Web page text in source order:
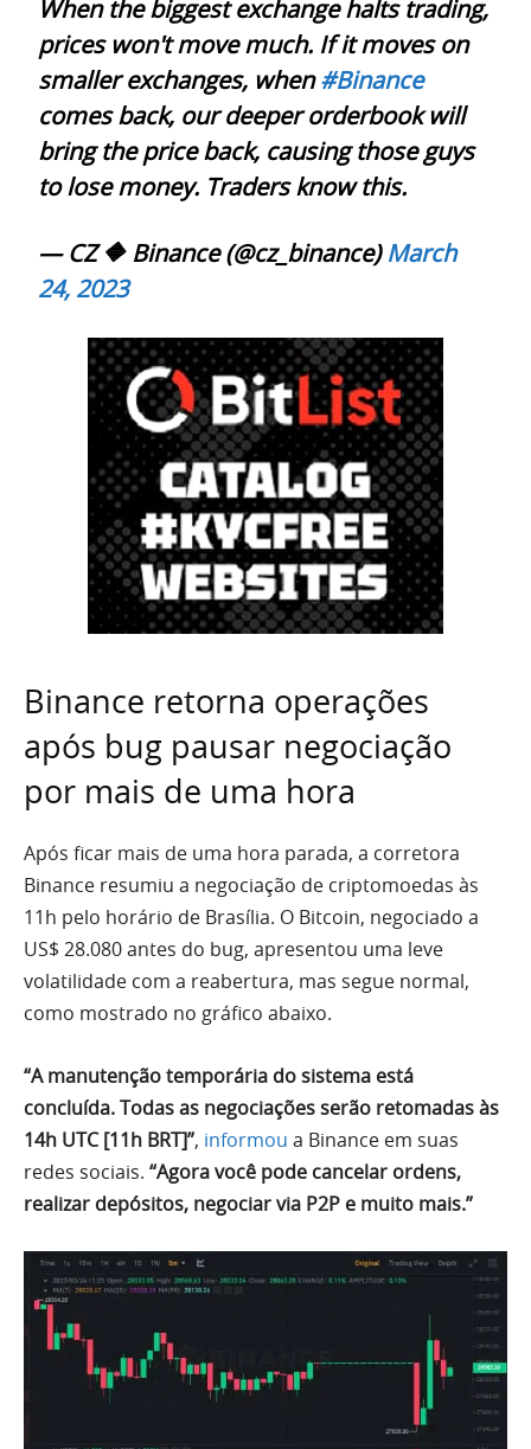
When the biggest exchange halts trading,
prices won't move much. If it moves on
smaller exchanges, when#Binance
comes back, our deeper orderbook will
bring the price back, causing those guys
to lose money. Traders know this.
— CZ 🔶 Binance (@cz_binance)March
24, 2023
Binance retorna operações
após bug pausar negociação
por mais de uma hora
Após ficar mais de uma hora parada, a corretora
Binance resumiu a negociação de criptomoedas às
11h pelo horário de Brasília. O Bitcoin, negociado a
US$ 28.080 antes do bug, apresentou uma leve
volatilidade com a reabertura, mas segue normal,
como mostrado no gráfico abaixo.
“A manutenção temporária do sistema está
concluída. Todas as negociações serão retomadas às
14h UTC [11h BRT]”, informou a Binance em suas
redes sociais. “Agora você pode cancelar ordens,
realizar depósitos, negociar via P2P e muito mais.”